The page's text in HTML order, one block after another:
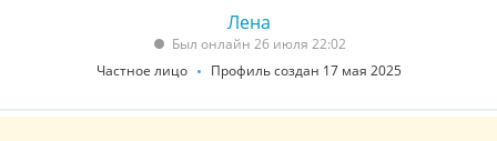
Лена
Был онлайн 26 июля 22:02
Частное лицо
Профиль создан 17 мая 2025